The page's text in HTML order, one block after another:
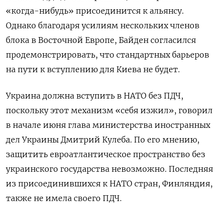
«когда-нибудь» присоединится к альянсу.
Однако благодаря усилиям нескольких членов
блока в Восточной Европе, Байден согласился
продемонстрировать, что стандартных барьеров
на пути к вступлению для Киева не будет.
Украина должна вступить в НАТО без ПДЧ,
поскольку этот механизм «себя изжил», говорил
в начале июня глава министерства иностранных
дел Украины Дмитрий Кулеба. По его мнению,
защитить евроатлантическое пространство без
украинского государства невозможно. Последняя
из присоединившихся к НАТО стран, Финляндия,
также не имела своего ПДЧ.